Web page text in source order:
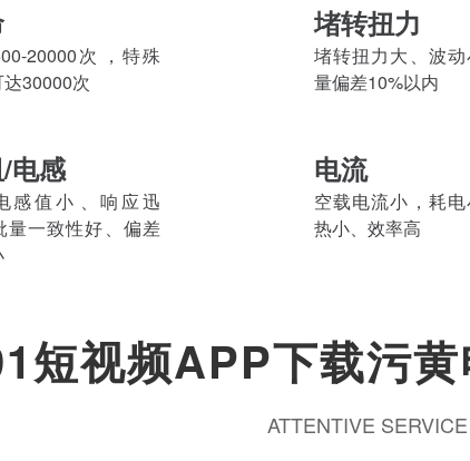
20000次，特殊
30000次
堵转扭力
堵转扭力大、波动小
量偏差10%以内
电感
感值小、响应迅
批量一致性好、偏差
电流
空载电流小，耗电
热小、效率高
短视频APP下载污黄
ATTENTIVE SERVICE